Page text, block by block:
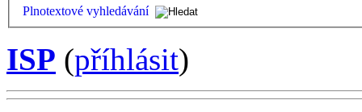
Plnotextové vyhledávání
ISP (příhlásit)